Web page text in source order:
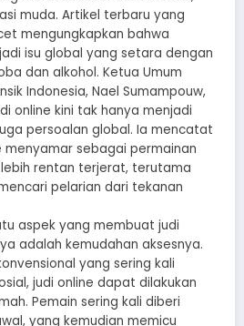
muda. Artikel terbaru yang
mengungkapkan bahwa
isu global yang setara dengan
dan alkohol. Ketua Umum
Indonesia, Nael Sumampouw,
online kini tak hanya menjadi
persoalan global. Ia mencatat
menyamar sebagai permainan
rentan terjerat, terutama
pelarian dari tekanan
aspek yang membuat judi
adalah kemudahan aksesnya.
yang sering kali
judi online dapat dilakukan
Pemain sering kali diberi
yang kemudian memicu